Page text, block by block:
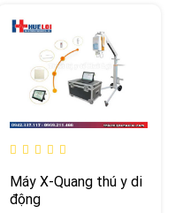
Máy X-Quang thú y di
động